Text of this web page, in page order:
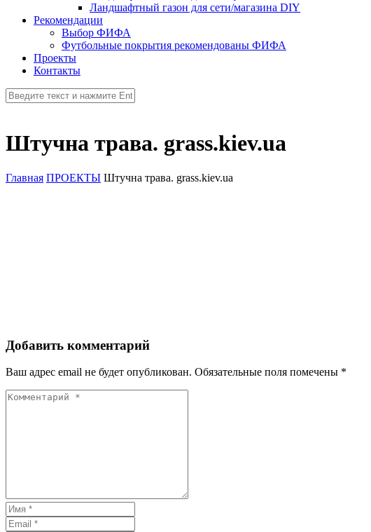
Ландшафтный газон для сети/магазина DIY
Рекомендации
Выбор ФИФА
Футбольные покрытия рекомендованы ФИФА
Проекты
Контакты
Штучна трава. grass.kiev.ua
Главная ПРОЕКТЫ Штучна трава. grass.kiev.ua
Добавить комментарий
Ваш адрес email не будет опубликован. Обязательные поля помечены *